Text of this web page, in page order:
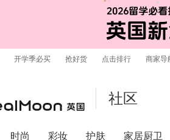
开学季必买 抢好货 点击排行 商家导
社区
时尚 彩妆 护肤 家居厨卫